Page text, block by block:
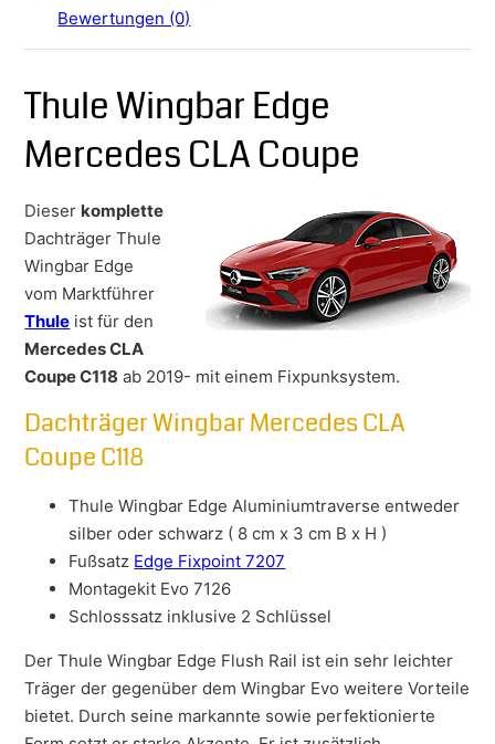
Bewertungen (0)
Thule Wingbar Edge
Mercedes CLA Coupe
Dieser komplette
Dachträger Thule
Wingbar Edge
vom Marktführer
Thule ist für den
Mercedes CLA
Coupe C118 ab 2019- mit einem Fixpunksystem.
Dachträger Wingbar Mercedes CLA
Coupe C118
Thule Wingbar Edge Aluminiumtraverse entweder
silber oder schwarz ( 8 cm x 3 cm B x H )
Fußsatz Edge Fixpoint 7207
Montagekit Evo 7126
Schlosssatz inklusive 2 Schlüssel
Der Thule Wingbar Edge Flush Rail ist ein sehr leichter
Träger der gegenüber dem Wingbar Evo weitere Vorteile
bietet. Durch seine markannte sowie perfektionierte